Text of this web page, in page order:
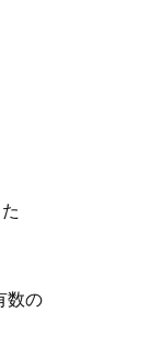
数の